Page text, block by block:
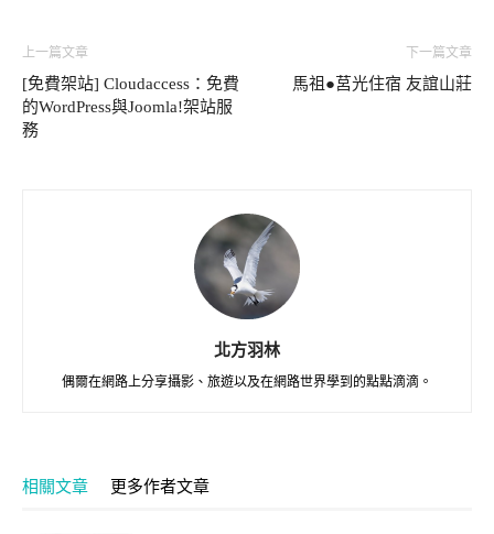
上一篇文章
[免費架站] Cloudaccess：免費
的WordPress與Joomla!架站服
務
下一篇文章
馬祖●莒光住宿 友誼山莊
北方羽林
偶爾在網路上分享攝影、旅遊以及在網路世界學到的點點滴滴。
相關文章 更多作者文章